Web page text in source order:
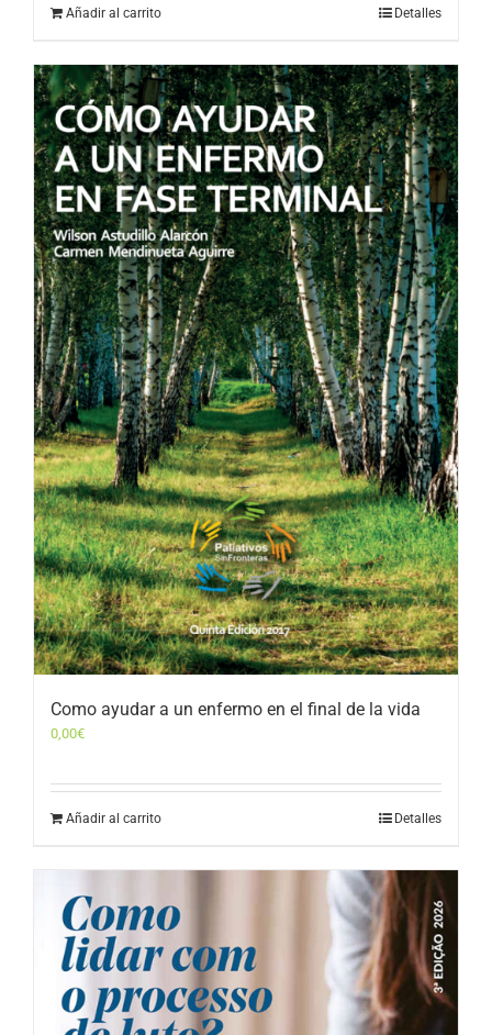
Añadir al carrito Detalles
Como ayudar a un enfermo en el final de la vida
0,00€
Añadir al carrito Detalles